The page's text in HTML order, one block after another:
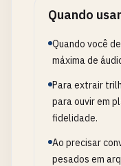
Quando usar
Quando você
máxima de
Para extrair
para ouvir em
fidelidade.
Ao precisar
pesados em